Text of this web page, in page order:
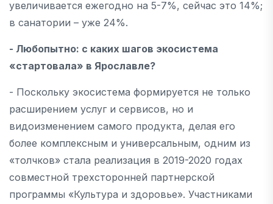
увеличивается ежегодно на 5-7%, сейчас это 14%;
в санатории – уже 24%.
- Любопытно: с каких шагов экосистема
«стартовала» в Ярославле?
- Поскольку экосистема формируется не только
расширением услуг и сервисов, но и
видоизменением самого продукта, делая его
более комплексным и универсальным, одним из
«толчков» стала реализация в 2019-2020 годах
совместной трехсторонней партнерской
программы «Культура и здоровье». Участниками